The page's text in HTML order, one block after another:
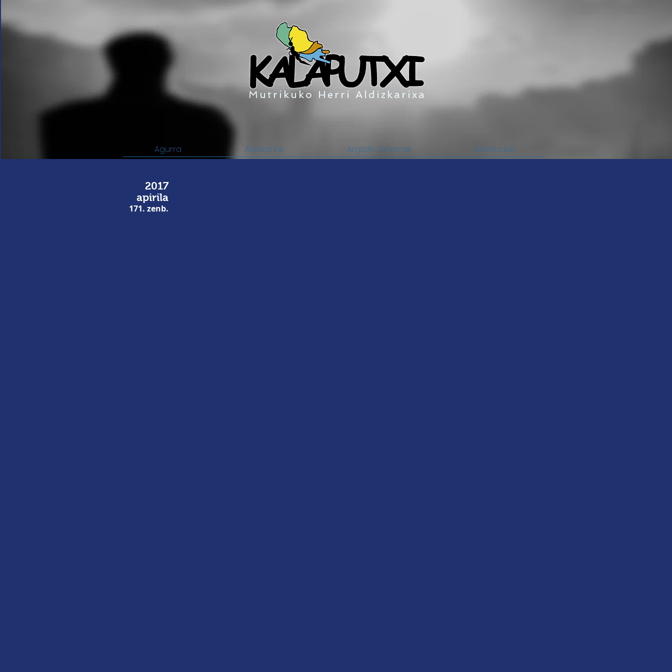
Agurra Aldizkariak Argazki zaharrak Zerbitzuak
Mutrikuko Herri Aldizkarixa
2017
apirila
171. zenb.